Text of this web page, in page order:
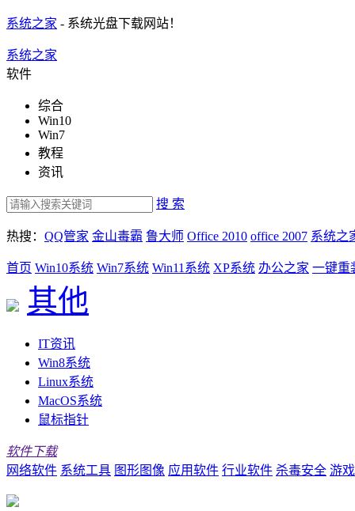
系统之家 - 系统光盘下载网站！
系统之家
软件
综合
Win10
Win7
教程
资讯
搜 索
热搜： QQ管家 金山毒霸 鲁大师 Office 2010 office 2007 系统之
首页 Win10系统 Win7系统 Win11系统 XP系统 办公之家 一键重
其他
IT资讯
Win8系统
Linux系统
MacOS系统
鼠标指针
软件下载
网络软件 系统工具 图形图像 应用软件 行业软件 杀毒安全 游